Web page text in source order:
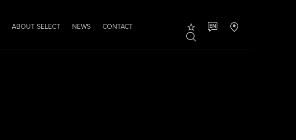
ABOUT SELECT NEWS
CONTACT
EN